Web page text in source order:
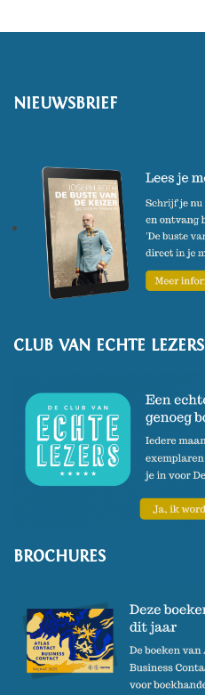
NIEUWSBRIEF
CLUB VAN ECHTE LEZERS
BROCHURES